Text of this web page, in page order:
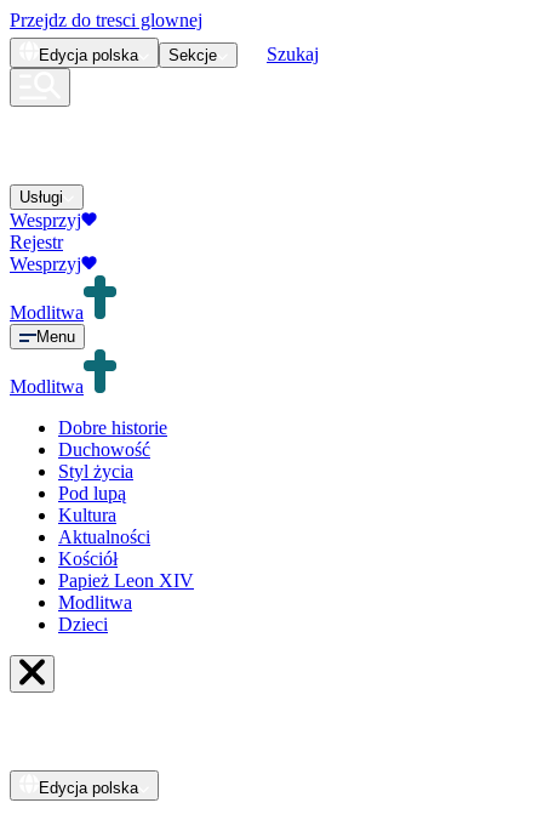
Przejdz do tresci glownej
Edycja polska Sekcje Szukaj
Usługi
Wesprzyj
Rejestr
Wesprzyj
Modlitwa
Menu
Modlitwa
Dobre historie
Duchowość
Styl życia
Pod lupą
Kultura
Aktualności
Kościół
Papież Leon XIV
Modlitwa
Dzieci
Edycja polska